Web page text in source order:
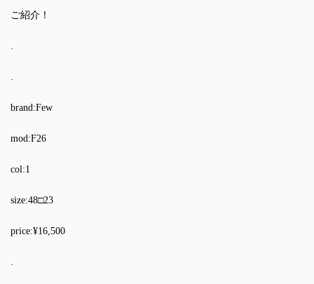
ご紹介！
.
.
brand:Few
mod:F26
col:1
size:48□23
price:¥16,500
.